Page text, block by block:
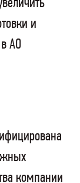
и
АО
компании